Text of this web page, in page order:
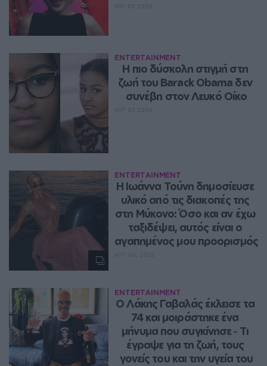
ENTERTAINMENT
Η πιο δύσκολη στιγμή στη
ζωή του Barack Obama δεν
συνέβη στον Λευκό Οίκο
ENTERTAINMENT
Η Ιωάννα Τούνη δημοσίευσε
υλικό από τις διακοπές της
στη Μύκονο: Όσο και αν έχω
ταξιδέψει, αυτός είναι ο
αγαπημένος μου προορισμός
ENTERTAINMENT
Ο Λάκης Γαβαλάς έκλεισε τα
74 και μοιράστηκε ένα
μήνυμα που συγκίνησε ‑ Τι
έγραψε για τη ζωή, τους
γονείς του και την υγεία του